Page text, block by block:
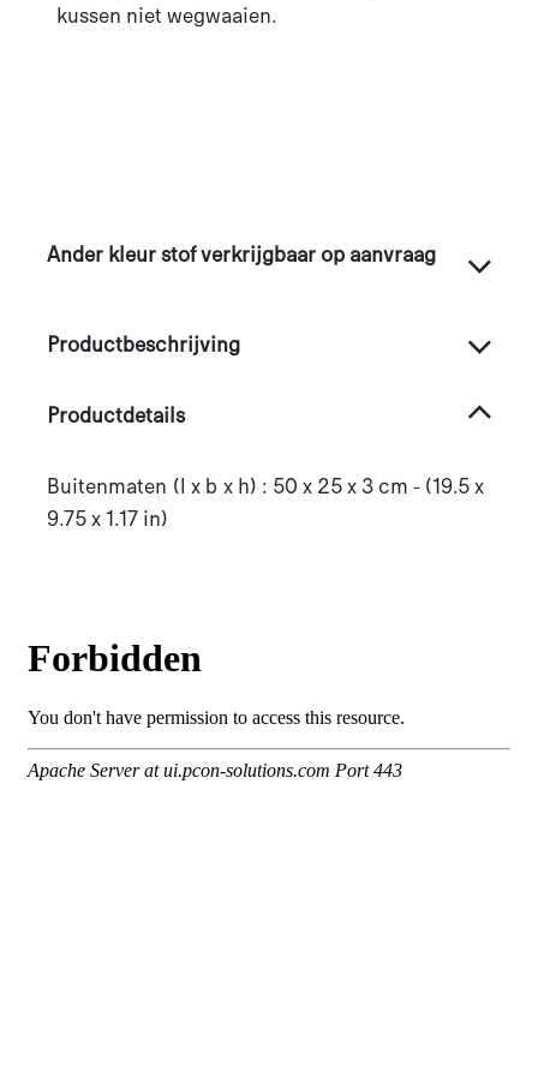
kussen niet wegwaaien.​
Ander kleur stof verkrijgbaar op aanvraag
Productbeschrijving
Productdetails
Buitenmaten (l x b x h) : 50 x 25 x 3 cm - (19.5 x
9.75 x 1.17 in)